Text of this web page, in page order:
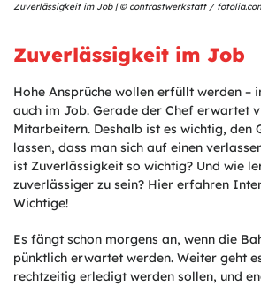
Zuverlässigkeit im Job | © contrastwerkstatt /
Zuverlässigkeit im Job
Hohe Ansprüche wollen erfüllt werden –
auch im Job. Gerade der Chef erwartet
Mitarbeitern. Deshalb ist es wichtig, den
lassen, dass man sich auf einen
ist Zuverlässigkeit so wichtig? Und wie
zuverlässiger zu sein? Hier erfahren
Wichtige!
Es fängt schon morgens an, wenn die
pünktlich erwartet werden. Weiter geht
rechtzeitig erledigt werden sollen, und